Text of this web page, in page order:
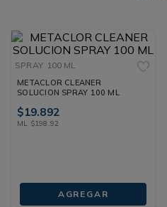
SPRAY 100 ML
METACLOR CLEANER
SOLUCION SPRAY 100 ML
$19.892
ML $198 ,92
AGREGAR